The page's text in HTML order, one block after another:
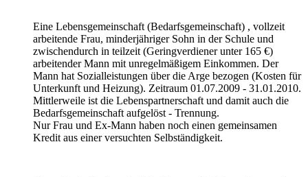
Eine Lebensgemeinschaft (Bedarfsgemeinschaft) , vollzeit
arbeitende Frau, minderjähriger Sohn in der Schule und
zwischendurch in teilzeit (Geringverdiener unter 165 €)
arbeitender Mann mit unregelmäßigem Einkommen. Der
Mann hat Sozialleistungen über die Arge bezogen (Kosten für
Unterkunft und Heizung). Zeitraum 01.07.2009 - 31.01.2010.
Mittlerweile ist die Lebenspartnerschaft und damit auch die
Bedarfsgemeinschaft aufgelöst - Trennung.
Nur Frau und Ex-Mann haben noch einen gemeinsamen
Kredit aus einer versuchten Selbständigkeit.